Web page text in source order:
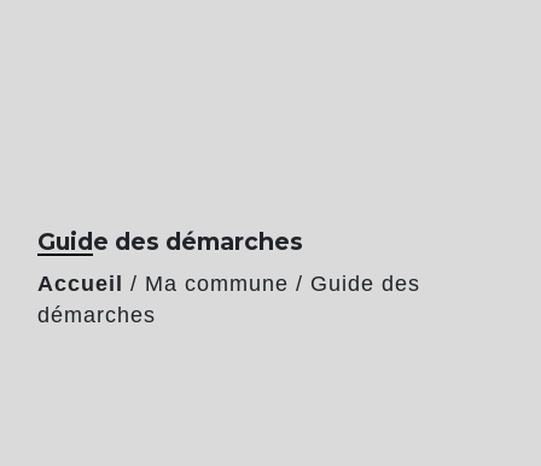
Guide des démarches
Accueil / Ma commune / Guide des
démarches